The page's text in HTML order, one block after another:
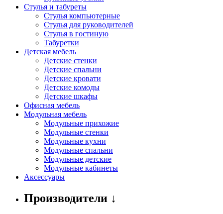
Стулья и табуреты
Стулья компьютерные
Стулья для руководителей
Стулья в гостиную
Табуретки
Детская мебель
Детские стенки
Детские спальни
Детские кровати
Детские комоды
Детские шкафы
Офисная мебель
Модульная мебель
Модульные прихожие
Модульные стенки
Модульные кухни
Модульные спальни
Модульные детские
Модульные кабинеты
Аксессуары
Производители ↓